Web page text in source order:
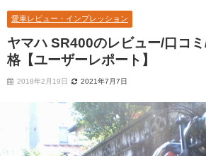
愛車レビュー・インプレッション
ヤマハ SR400のレビュー/口コ
格【ユーザーレポート】
2018年2月19日 2021年7月7日